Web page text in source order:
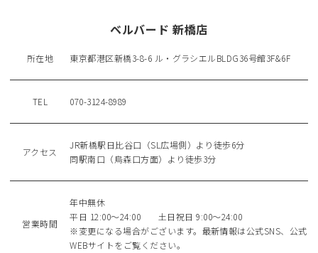
ベルバード 新橋店
所在地 東京都港区新橋3-8-6 ル・グラシエルBLDG36号館3F&6F
TEL 070-3124-8989
アクセス
JR新橋駅日比谷口（SL広場側）より徒歩6分
同駅南口（烏森口方面）より徒歩3分
営業時間
年中無休
平日 12:00～24:00 土日祝日 9:00～24:00
※変更になる場合がございます。最新情報は公式SNS、公式
WEBサイトをご覧ください。